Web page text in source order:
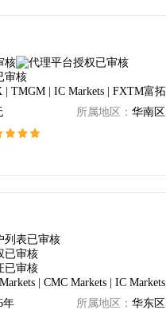
| TMGM | IC Markets | FXTM富拓
所属地区： 华南区
年 所属地区： 华东区